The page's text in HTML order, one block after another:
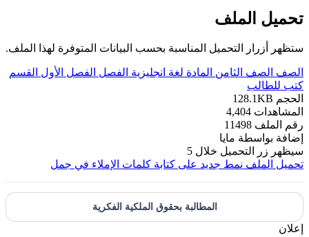
تحميل الملف
ستظهر أزرار التحميل المناسبة بحسب البيانات المتوفرة لهذا الملف.
الصف الصف الثامن المادة لغة انجليزية الفصل الفصل الأول
القسم
كتب للطالب
الحجم 128.1KB
المشاهدات 4,404
رقم الملف 11498
إضافة بواسطة مايا
سيظهر زر التحميل خلال 5
تحميل الملف نمط جديد على كتابة كلمات الإملاء في جمل
المطالبة بحقوق الملكية الفكرية
إعلان